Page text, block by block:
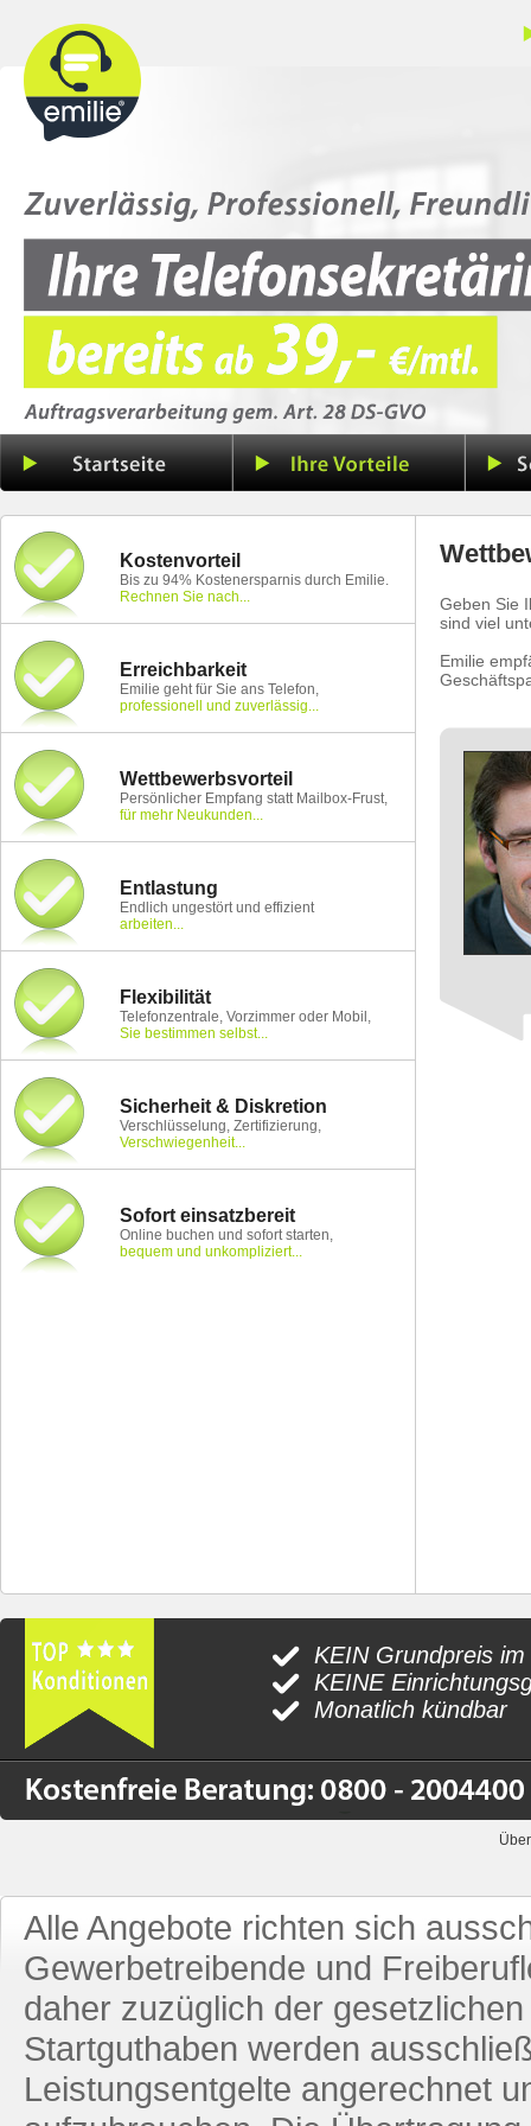
Kostenvorteil
Bis zu 94% Kostenersparnis durch Emilie.
Rechnen Sie nach...
Erreichbarkeit
Emilie geht für Sie ans Telefon,
professionell und zuverlässig...
Wettbewerbsvorteil
Persönlicher Empfang statt Mailbox-Frust,
für mehr Neukunden...
Entlastung
Endlich ungestört und effizient
arbeiten...
Flexibilität
Telefonzentrale, Vorzimmer oder Mobil,
Sie bestimmen selbst...
Sicherheit & Diskretion
Verschlüsselung, Zertifizierung,
Verschwiegenheit...
Sofort einsatzbereit
Online buchen und sofort starten,
bequem und unkompliziert...
Geben Sie
sind viel
Emilie
KEIN Grundpreis
KEINE
Monatlich kündbar
Alle Angebote richten sich
Gewerbetreibende und
daher zuzüglich der
Startguthaben werden
Leistungsentgelte angerechnet